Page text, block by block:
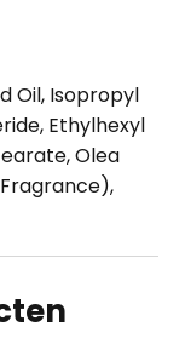
Oil, Isopropyl
Ethylhexyl
Olea